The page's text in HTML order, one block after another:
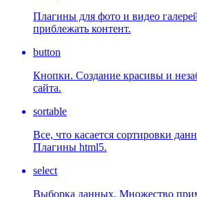
Плагины для фото и видео
приблежать контент.
button
Кнопки. Создание красивы и
сайта.
sortable
Все, что касается сортировки
Плагины html5.
select
Выборка данных. Множество